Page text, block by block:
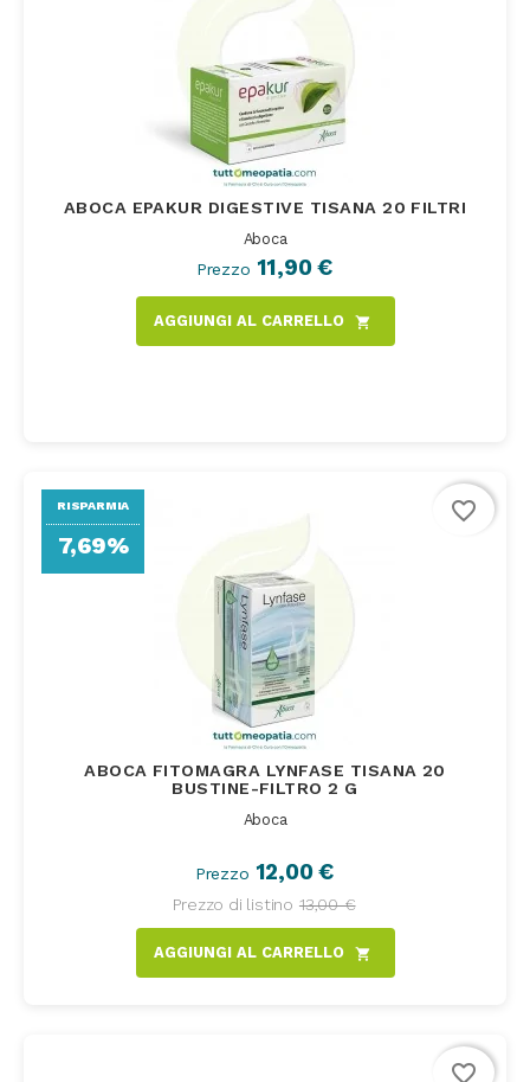
ABOCA EPAKUR DIGESTIVE TISANA 20 FILTRI
Aboca
Prezzo 11,90 €
AGGIUNGI AL CARRELLO shopping_cart
ABOCA FITOMAGRA LYNFASE TISANA 20
BUSTINE-FILTRO 2 G
Aboca
Prezzo 12,00 €
Prezzo di listino 13,00 €
AGGIUNGI AL CARRELLO shopping_cart
RISPARMIA
7,69%
favorite_border
favorite_border